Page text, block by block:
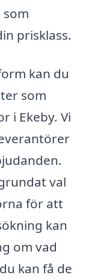
prisklass.
kan du
som
i Ekeby. Vi
val
för att
kan
om vad
kan få de